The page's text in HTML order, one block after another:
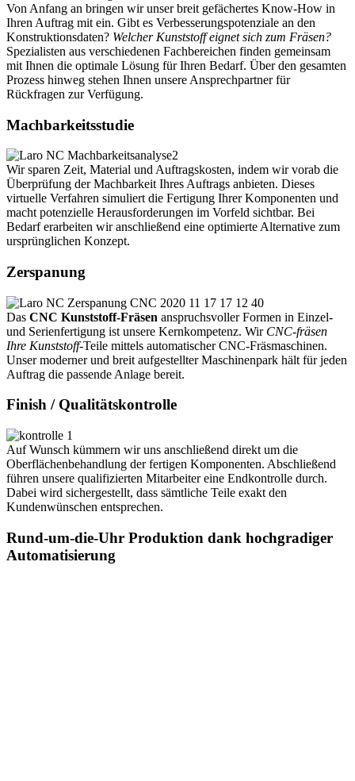
Von Anfang an bringen wir unser breit gefächertes Know-How in
Ihren Auftrag mit ein. Gibt es Verbesserungspotenziale an den
Konstruktionsdaten? Welcher Kunststoff eignet sich zum Fräsen?
Spezialisten aus verschiedenen Fachbereichen finden gemeinsam
mit Ihnen die optimale Lösung für Ihren Bedarf. Über den gesamten
Prozess hinweg stehen Ihnen unsere Ansprechpartner für
Rückfragen zur Verfügung.
Machbarkeitsstudie
Wir sparen Zeit, Material und Auftragskosten, indem wir vorab die
Überprüfung der Machbarkeit Ihres Auftrags anbieten. Dieses
virtuelle Verfahren simuliert die Fertigung Ihrer Komponenten und
macht potenzielle Herausforderungen im Vorfeld sichtbar. Bei
Bedarf erarbeiten wir anschließend eine optimierte Alternative zum
ursprünglichen Konzept.
Zerspanung
Das CNC Kunststoff-Fräsen anspruchsvoller Formen in Einzel-
und Serienfertigung ist unsere Kernkompetenz. Wir CNC-fräsen
Ihre Kunststoff-Teile mittels automatischer CNC-Fräsmaschinen.
Unser moderner und breit aufgestellter Maschinenpark hält für jeden
Auftrag die passende Anlage bereit.
Finish / Qualitätskontrolle
Auf Wunsch kümmern wir uns anschließend direkt um die
Oberflächenbehandlung der fertigen Komponenten. Abschließend
führen unsere qualifizierten Mitarbeiter eine Endkontrolle durch.
Dabei wird sichergestellt, dass sämtliche Teile exakt den
Kundenwünschen entsprechen.
Rund-um-die-Uhr Produktion dank hochgradiger
Automatisierung